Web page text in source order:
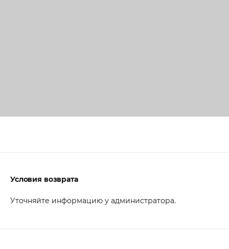
Условия возврата
Уточняйте информацию у администратора.